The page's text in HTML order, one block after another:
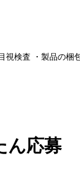
検査 ・製品の梱
ん応募